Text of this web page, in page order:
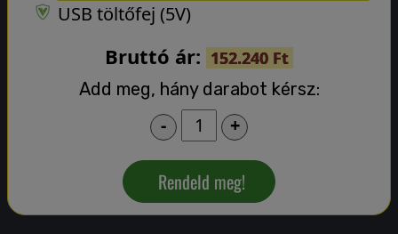
USB töltőfej (5V)
Bruttó ár: 152.240 Ft
Add meg, hány darabot kérsz:
- +
Rendeld meg!